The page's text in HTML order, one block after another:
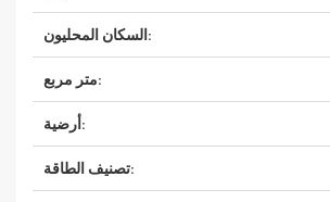
السكان المحليون:
متر مربع:
أرضية:
تصنيف الطاقة: